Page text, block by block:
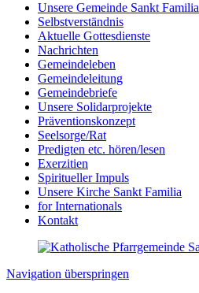
Unsere Gemeinde Sankt Familia
Selbstverständnis
Aktuelle Gottesdienste
Nachrichten
Gemeindeleben
Gemeindeleitung
Gemeindebriefe
Unsere Solidarprojekte
Präventionskonzept
Seelsorge/Rat
Predigten etc. hören/lesen
Exerzitien
Spiritueller Impuls
Unsere Kirche Sankt Familia
for Internationals
Kontakt
Navigation überspringen